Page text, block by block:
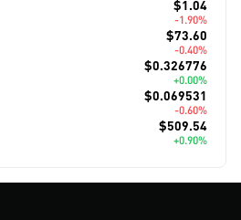
$1.04
-1.90%
$73.60
-0.40%
$0.326776
+0.00%
$0.069531
-0.60%
$509.54
+0.90%